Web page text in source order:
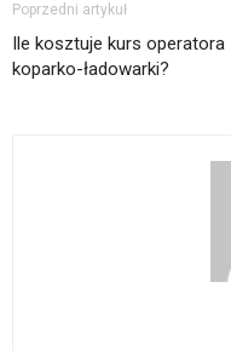
Poprzedni artykuł
Ile kosztuje kurs operatora
koparko-ładowarki?